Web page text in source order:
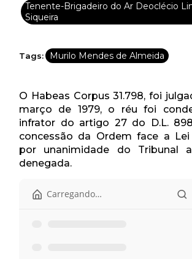
Tenente-Brigadeiro do Ar Deoclécio
Siqueira
Tags: Murilo Mendes de Almeida
O Habeas Corpus 31.798, foi
março de 1979, o réu foi
infrator do artigo 27 do D.L.
concessão da Ordem face a Lei
por unanimidade do Tribunal
denegada.
Início